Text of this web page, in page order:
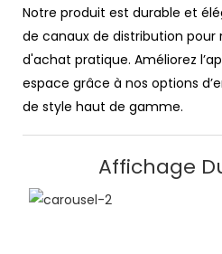
Notre produit est durable et
de canaux de distribution pour
d'achat pratique. Améliorez
espace grâce à nos options
de style haut de gamme.
Affichage